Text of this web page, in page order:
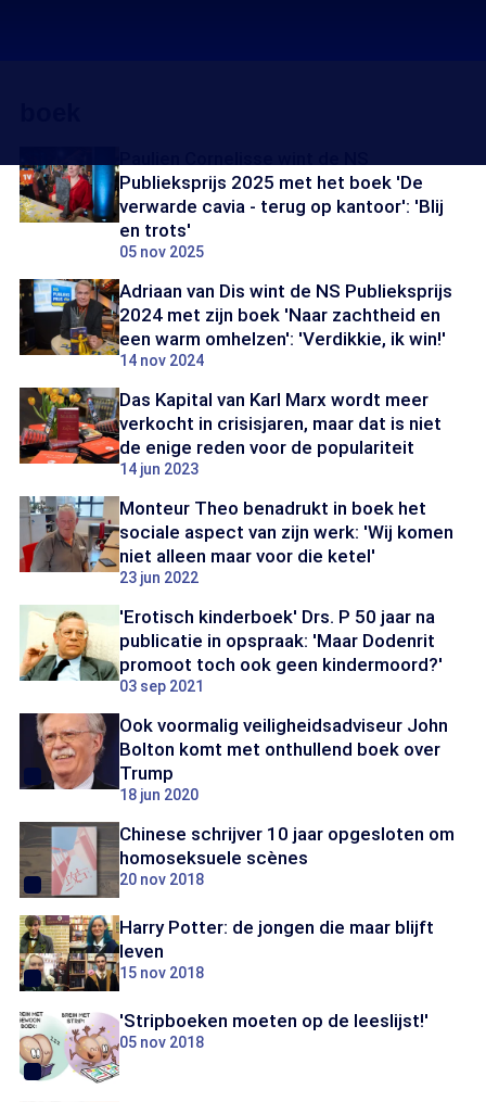
Publieksprijs 2025 met het boek 'De
verwarde cavia - terug op kantoor': 'Blij
en trots'
05 nov 2025
Adriaan van Dis wint de NS Publieksprijs
2024 met zijn boek 'Naar zachtheid en
een warm omhelzen': 'Verdikkie, ik win!'
14 nov 2024
Das Kapital van Karl Marx wordt meer
verkocht in crisisjaren, maar dat is niet
de enige reden voor de populariteit
14 jun 2023
Monteur Theo benadrukt in boek het
sociale aspect van zijn werk: 'Wij komen
niet alleen maar voor die ketel'
23 jun 2022
'Erotisch kinderboek' Drs. P 50 jaar na
publicatie in opspraak: 'Maar Dodenrit
promoot toch ook geen kindermoord?'
03 sep 2021
Ook voormalig veiligheidsadviseur John
Bolton komt met onthullend boek over
Trump
18 jun 2020
Chinese schrijver 10 jaar opgesloten om
homoseksuele scènes
20 nov 2018
Harry Potter: de jongen die maar blijft
leven
15 nov 2018
'Stripboeken moeten op de leeslijst!'
05 nov 2018